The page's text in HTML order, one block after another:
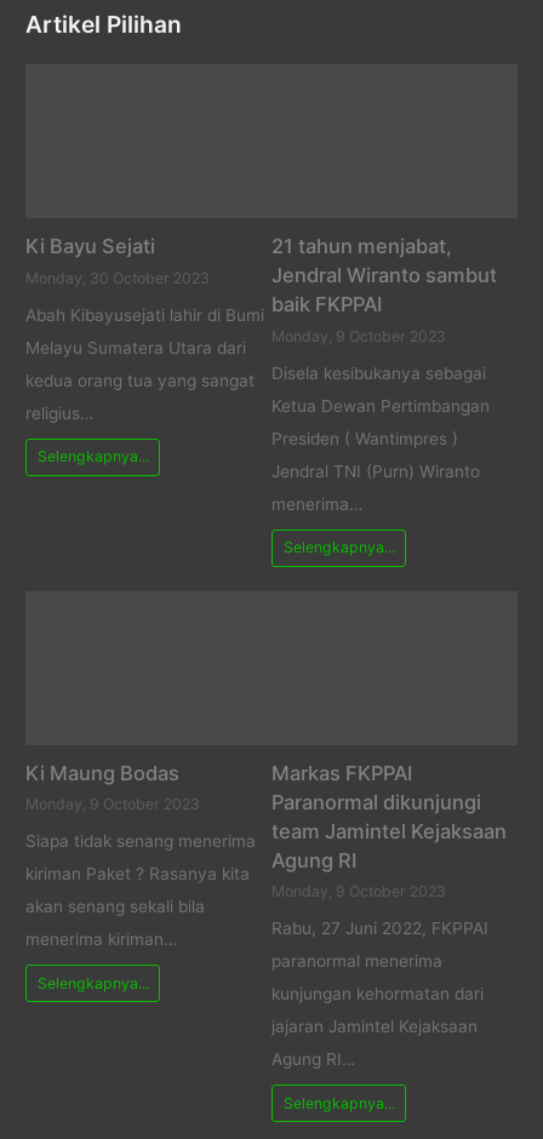
Artikel Pilihan
Ki Bayu Sejati
Monday, 30 October 2023
Abah Kibayusejati lahir di Bumi
Melayu Sumatera Utara dari
kedua orang tua yang sangat
religius…
Selengkapnya...
21 tahun menjabat,
Jendral Wiranto sambut
baik FKPPAI
Monday, 9 October 2023
Disela kesibukanya sebagai
Ketua Dewan Pertimbangan
Presiden ( Wantimpres )
Jendral TNI (Purn) Wiranto
menerima…
Selengkapnya...
Ki Maung Bodas
Monday, 9 October 2023
Siapa tidak senang menerima
kiriman Paket ? Rasanya kita
akan senang sekali bila
menerima kiriman…
Selengkapnya...
Markas FKPPAI
Paranormal dikunjungi
team Jamintel Kejaksaan
Agung RI
Monday, 9 October 2023
Rabu, 27 Juni 2022, FKPPAI
paranormal menerima
kunjungan kehormatan dari
jajaran Jamintel Kejaksaan
Agung RI…
Selengkapnya...